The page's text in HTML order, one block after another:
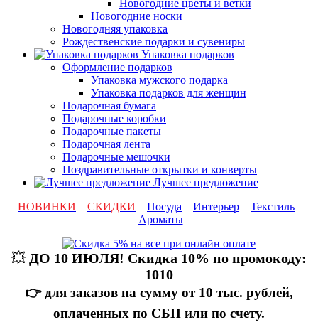
Новогодние цветы и ветки
Новогодние носки
Новогодняя упаковка
Рождественские подарки и сувениры
Упаковка подарков
Оформление подарков
Упаковка мужского подарка
Упаковка подарков для женщин
Подарочная бумага
Подарочные коробки
Подарочные пакеты
Подарочная лента
Подарочные мешочки
Поздравительные открытки и конверты
Лучшее предложение
НОВИНКИ
СКИДКИ Посуда Интерьер
Текстиль
Ароматы
💥 ДО 10 ИЮЛЯ! Скидка 10% по промокоду:
1010
👉 для заказов на сумму от 10 тыс. рублей,
оплаченных по СБП или по счету.